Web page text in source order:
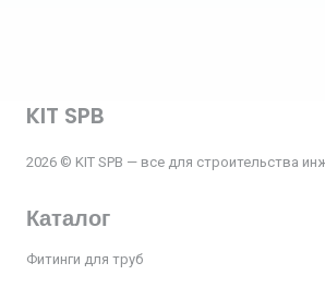
KIT SPB
2026 © KIT SPB — все для строительства
Каталог
Фитинги для труб